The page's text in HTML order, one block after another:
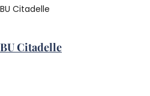
BU Citadelle
BU Citadelle